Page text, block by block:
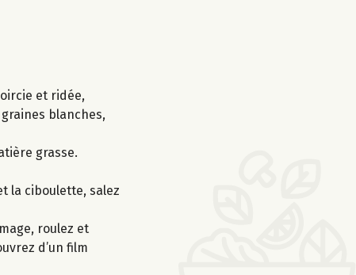
et ridée,
blanches,
grasse.
la ciboulette, salez
roulez et
d’un film